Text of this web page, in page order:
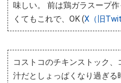
味しい。 前は鶏ガラスープ
くてもこれで、OK (X（旧
コストコのチキンストック、
汁だとしょっぱくなり過ぎる